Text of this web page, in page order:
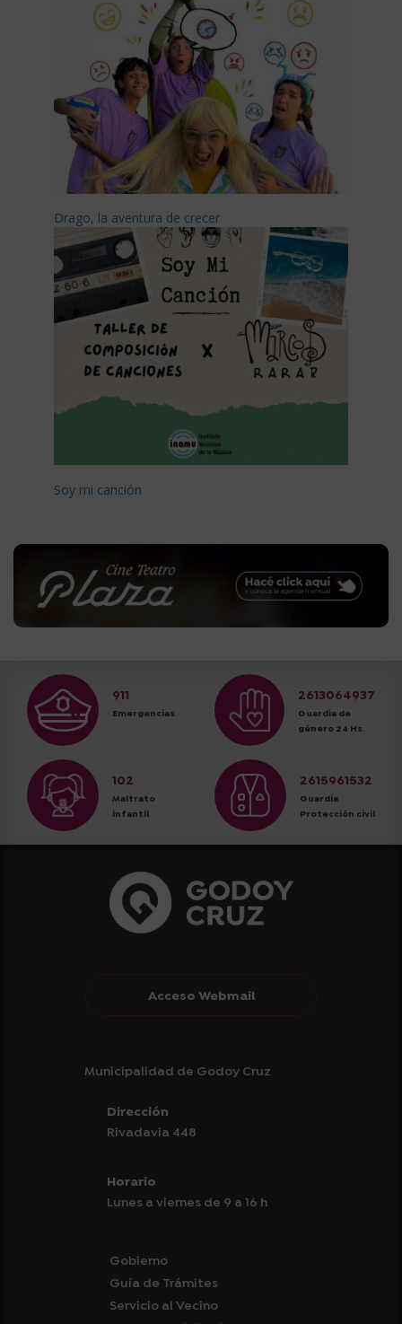
Drago, la aventura de crecer
Soy mi canción
911
Emergencias
2613064937
Guardia de
género 24 Hs.
102
Maltrato
infantil
2615961532
Guardia
Protección civil
Acceso Webmail
Municipalidad de Godoy Cruz
Dirección
Rivadavia 448
Horario
Lunes a viernes de 9 a 16 h
Gobierno
Guía de Trámites
Servicio al Vecino